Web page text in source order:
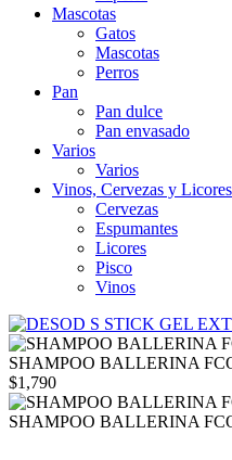
Mascotas
Gatos
Mascotas
Perros
Pan
Pan dulce
Pan envasado
Varios
Varios
Vinos, Cervezas y Licores
Cervezas
Espumantes
Licores
Pisco
Vinos
SHAMPOO BALLERINA
$1,790
SHAMPOO BALLERINA